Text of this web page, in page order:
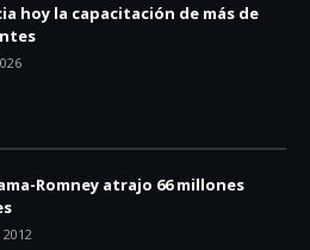
hoy la capacitación de más de
Romney atrajo 66 millones